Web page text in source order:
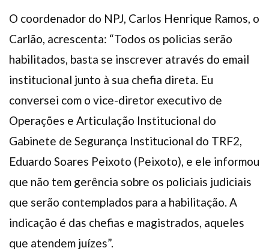
O coordenador do NPJ, Carlos Henrique Ramos, o
Carlão, acrescenta: “Todos os policias serão
habilitados, basta se inscrever através do email
institucional junto à sua chefia direta. Eu
conversei com o vice-diretor executivo de
Operações e Articulação Institucional do
Gabinete de Segurança Institucional do TRF2,
Eduardo Soares Peixoto (Peixoto), e ele informou
que não tem gerência sobre os policiais judiciais
que serão contemplados para a habilitação. A
indicação é das chefias e magistrados, aqueles
que atendem juízes”.